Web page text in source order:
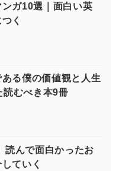
ガ10選｜面白い英
く
る僕の価値観と人生
読むべき本9冊
読んで面白かったお
ていく